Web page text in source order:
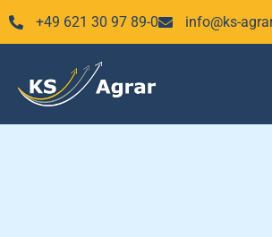
Zum
Inhalt
+49 621 30 97 89-0 info@ks-